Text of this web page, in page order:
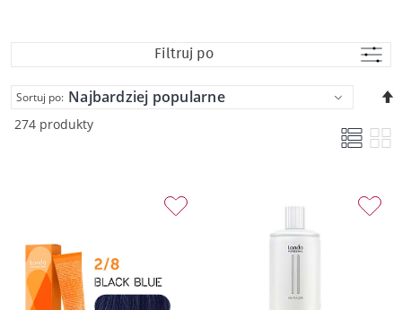
Filtruj po
274 produkty
Sortuj po: